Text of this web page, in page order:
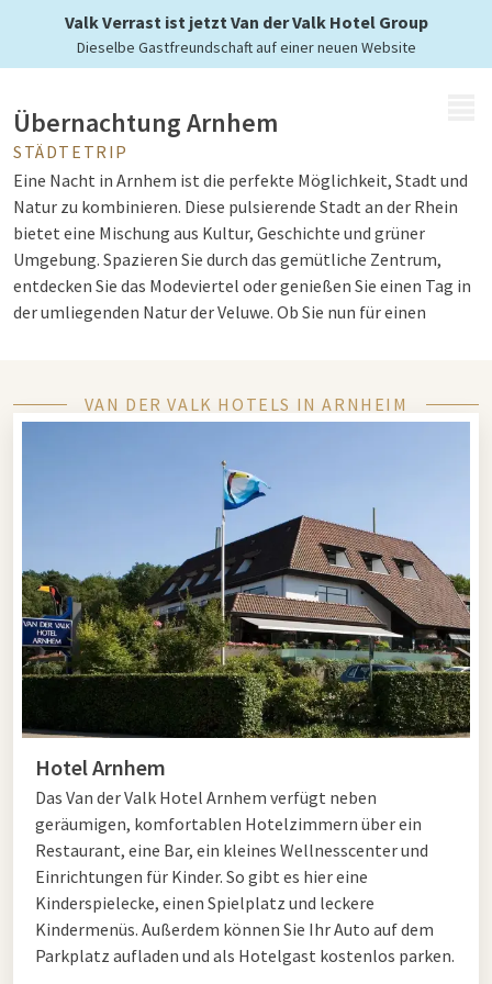
Valk Verrast ist jetzt Van der Valk Hotel Group
Dieselbe Gastfreundschaft auf einer neuen Website
mit Van der Valk
Übernachtung Arnhem
STÄDTETRIP
Eine Nacht in Arnhem ist die perfekte Möglichkeit, Stadt und
Natur zu kombinieren. Diese pulsierende Stadt an der Rhein
bietet eine Mischung aus Kultur, Geschichte und grüner
Umgebung. Spazieren Sie durch das gemütliche Zentrum,
entdecken Sie das Modeviertel oder genießen Sie einen Tag in
der umliegenden Natur der Veluwe. Ob Sie nun für einen
komfortablenAufenthalt bei Van der Valkund entdecken Sie
aktuellen Arrangements in Arnheim an.
Genießen Sie eine Übernachtung in
Arnheim
In Arnhem gibt es viel zu erleben. Besuchen Sie das berühmte
Freilichtmuseum, entdecke besondere Tiere inBurgers' Zoo,
oder spazieren Sie durch die historische Altstadt. Auch
Liebhaber von Shopping und Gastronomie kommen hier voll
auf ihre Kosten: Das Modeviertel und die gemütlichen
Terrassen im Zentrum machen Ihren Aufenthalt komplett.
Dank der grünen Lage in der Nähe der Veluwe ist Arnheim
zudem ideal für Naturliebhaber. Entdecken Sie auch
alle
Aktivitäten in Arnhem
für eine gelungene Übernachtung.
Bezahlbares Schlafen in Arnhem
Eine Nacht weg muss nicht teuer sein. Bei Van der Valk
VAN DER VALK HOTELS IN ARNHEIM
Hotel Arnhem
Das Van der Valk Hotel Arnhem verfügt neben
geräumigen, komfortablen Hotelzimmern über ein
Restaurant, eine Bar, ein kleines Wellnesscenter und
Einrichtungen für Kinder. So gibt es hier eine
Kinderspielecke, einen Spielplatz und leckere
Kindermenüs. Außerdem können Sie Ihr Auto auf dem
Parkplatz aufladen und als Hotelgast kostenlos parken.